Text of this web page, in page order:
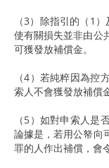
（3）除指引的（1
使有關損失並非由公
可獲發放補償金。
（4）若純粹因為控
索人不會獲發放補償金
（5）如對申索人是
論據是，若用公帑向
罪的人作出補償，會